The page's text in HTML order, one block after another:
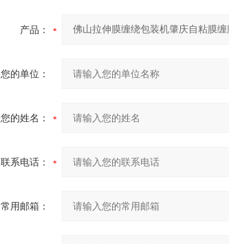
产品：
您的单位：
您的姓名：
联系电话：
常用邮箱：